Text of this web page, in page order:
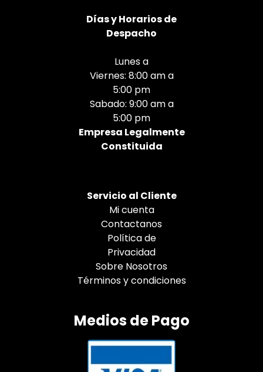
Díasy Horarios de
Despacho
Lunes a
Viernes: 8:00 am a
5:00 pm
Sabado: 9:00 am a
5:00 pm
Empresa Legalmente
Constituida
Servicio al Cliente
Mi cuenta
Contactanos
Política de
Privacidad
Sobre Nosotros
Términos y condiciones
Medios de Pago